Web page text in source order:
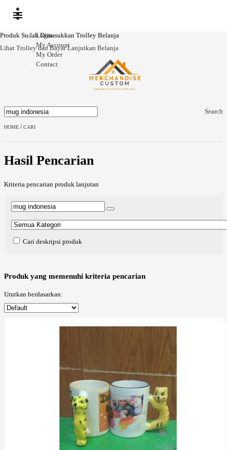
Produk Sudah Dimasukkan Trolley Belanja
Lihat Trolley dan Bayar Lanjutkan Belanja
Login
My Account
My Order
Contact
Search
HOME /CARI
Hasil Pencarian
Kriteria pencarian produk lanjutan
Cari deskripsi produk
Produk yang memenuhi kriteria pencarian
Urutkan berdasarkan: